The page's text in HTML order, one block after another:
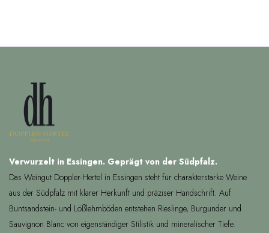
Verwurzelt in Essingen. Geprägt von der Südpfalz.
Das Weingut Doppler-Hertel in Essingen steht für charakterstarke Weine
aus der Südpfalz mit klarer Herkunft und präziser Handschrift. Auf
Buntsandstein- und Lößlehmböden entstehen Rieslinge, Burgunder und
Sauvignon Blanc von eigenständiger Stilistik und mineralischer Tiefe.